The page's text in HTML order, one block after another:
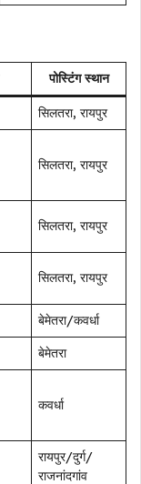
पोस्टिंग स्थान
सिलतरा, रायपुर
सिलतरा, रायपुर
सिलतरा, रायपुर
सिलतरा, रायपुर
बेमेतरा/कवर्धा
बेमेतरा
कवर्धा
रायपुर/दुर्ग/
राजनांदगांव